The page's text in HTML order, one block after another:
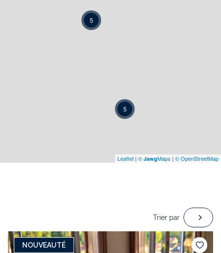
5
5
Leaflet | © JawgMaps | © OpenStreetMap
Trier par
NOUVEAUTÉ